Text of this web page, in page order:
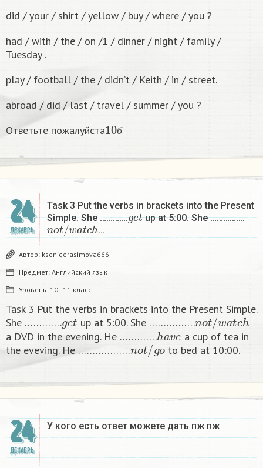
did / your / shirt / yellow / buy / where / you ?
had / with / the / on /1 / dinner / night / family /
Tuesday .
play / football / the / didn’t / Keith / in / street.
abroad / did / last / travel / summer / you ?
Ответьте пожалуйста
б
10
24
ДЕКАБРЬ
Task 3 Put the verbs in brackets into the Present
Simple. She ………….
g et
up at 5:00. She …………….
not/watch
…
Автор: ksenigerasimova666
Предмет: Английский язык
Уровень: 10 - 11 класс
Task 3 Put the verbs in brackets into the Present Simple.
She ………….
get
up at 5:00. She …………….
not/w atch
a DVD in the evening. He ………….
have
a cup of tea in
the eveving. He ………………
not/go
to bed at 10:00. ​
24
ДЕКАБРЬ
У кого есть ответ можете дать пж пж ​